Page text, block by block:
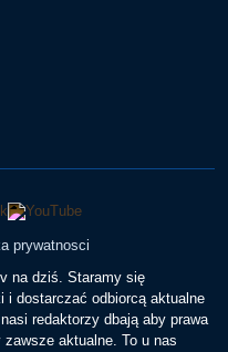
prywatnosci
na dziś. Staramy się
i dostarczać odbiorcą aktualne
redaktorzy dbają aby prawa
aktualne. To u nas